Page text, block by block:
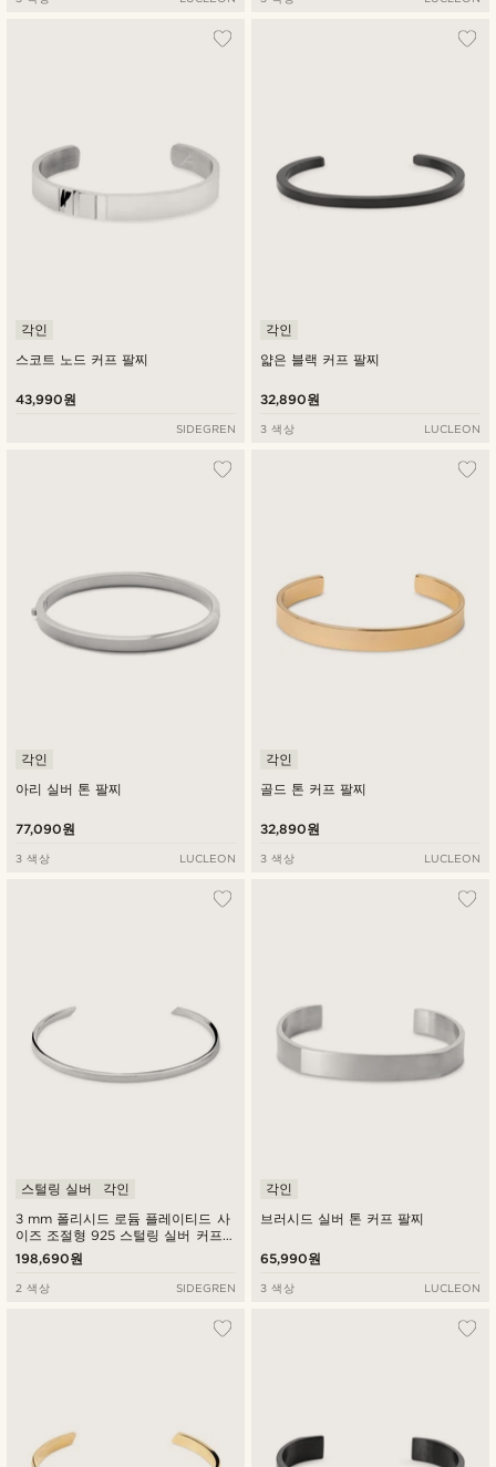
스코트 노드 커프 팔찌
각인
43,990원
SIDEGREN
얇은 블랙 커프 팔찌
각인
32,890원
3 색상 LUCLEON
아리 실버 톤 팔찌
각인
77,090원
3 색상 LUCLEON
골드 톤 커프 팔찌
각인
32,890원
3 색상 LUCLEON
3 mm 폴리시드 로듐 플레이티드 사
이즈 조절형 925 스털링 실버 커프
팔찌
스털링 실버 각인
198,690원
2 색상 SIDEGREN
브러시드 실버 톤 커프 팔찌
각인
65,990원
3 색상 LUCLEON